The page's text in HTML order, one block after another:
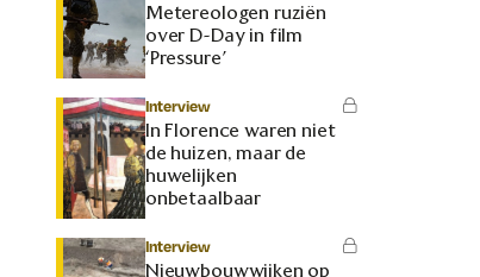
Metereologen ruziën
over D-Day in film
‘Pressure’
Interview
In Florence waren niet
de huizen, maar de
huwelijken
onbetaalbaar
Interview
Nieuwbouwwijken op